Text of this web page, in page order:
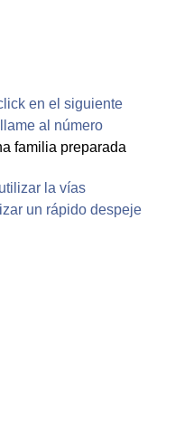
en el siguiente
al número
familia preparada
la vías
un rápido despeje